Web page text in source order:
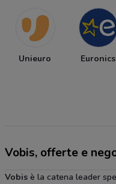
Unieuro Euronics
Vobis, offerte e
Vobis è la catena leader